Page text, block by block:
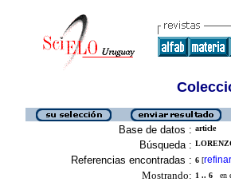
Base de datos : article
Búsqueda :
Referencias encontradas : 6 [refinar
Mostrando: 1 .. 6 en